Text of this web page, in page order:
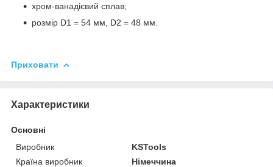
хром-ванадієвий сплав;
розмір D1 = 54 мм, D2 = 48 мм.
Приховати
Характеристики
Основні
Виробник
KSTools
Країна виробник
Німеччина